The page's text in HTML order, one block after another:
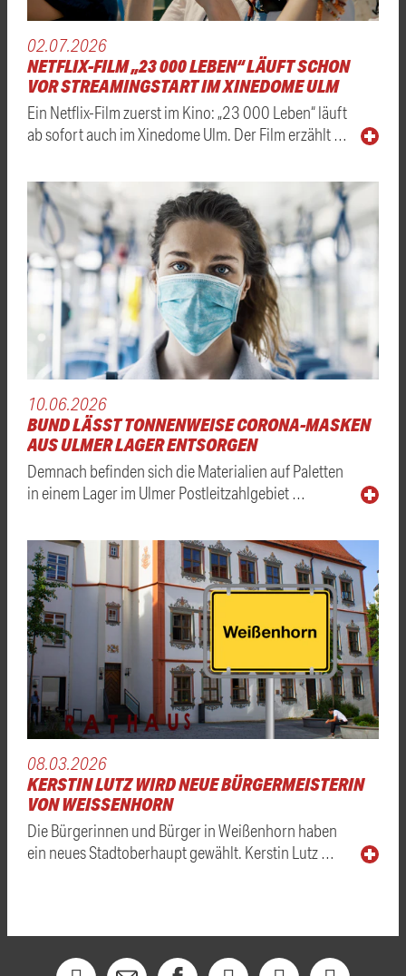
02.07.2026
NETFLIX-FILM „23 000 LEBEN“ LÄUFT SCHON
VOR STREAMINGSTART IM XINEDOME ULM
Ein Netflix-Film zuerst im Kino: „23 000 Leben“ läuft
ab sofort auch im Xinedome Ulm. Der Film erzählt …
10.06.2026
BUND LÄSST TONNENWEISE CORONA-MASKEN
AUS ULMER LAGER ENTSORGEN
Demnach befinden sich die Materialien auf Paletten
in einem Lager im Ulmer Postleitzahlgebiet …
08.03.2026
KERSTIN LUTZ WIRD NEUE BÜRGERMEISTERIN
VON WEISSENHORN
Die Bürgerinnen und Bürger in Weißenhorn haben
ein neues Stadtoberhaupt gewählt. Kerstin Lutz …